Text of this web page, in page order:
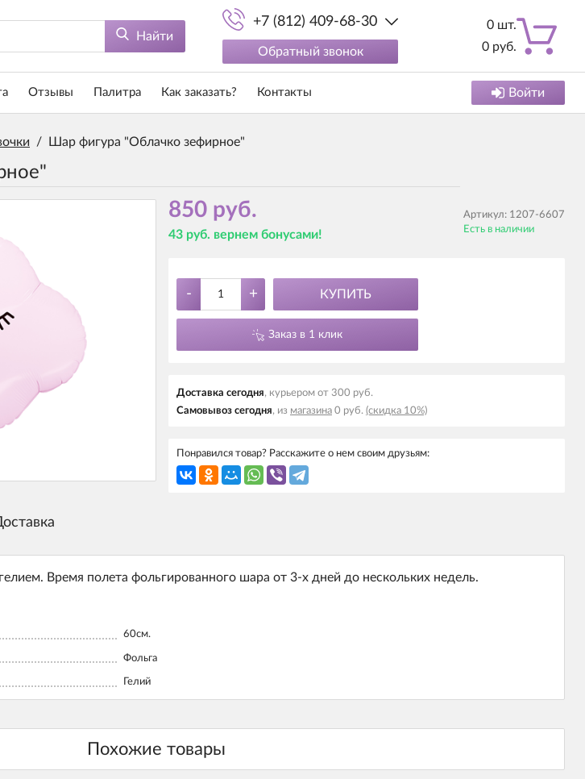
Найти
+7 (812) 409-68-30
Обратный звонок
0 шт.
0 руб.
Отзывы Палитра Как заказать? Контакты Войти
/ Шар фигура "Облачко зефирное"
850 руб.
43 руб. вернем бонусами!
Артикул: 1207-6607
Есть в наличии
- + КУПИТЬ
Заказ в 1 клик
Доставка cегодня, курьером от 300 руб.
Самовывоз cегодня, из магазина 0 руб. (скидка 10%)
Понравился товар? Расскажите о нем своим друзьям:
Время полета фольгированного шара от 3-х дней до нескольких недель.
60см.
Фольга
Гелий